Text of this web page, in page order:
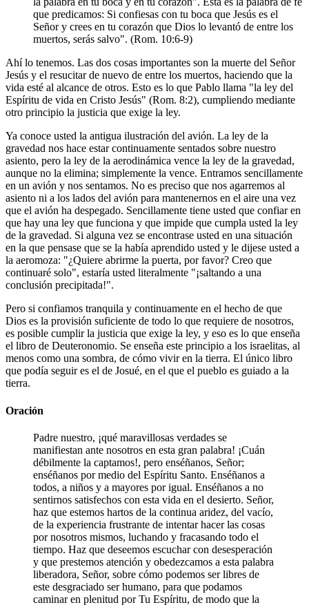
que predicamos: Si confiesas con tu boca que Jesús es el
Señor y crees en tu corazón que Dios lo levantó de entre los
muertos, serás salvo". (Rom. 10:6-9)
Ahí lo tenemos. Las dos cosas importantes son la muerte del Señor
Jesús y el resucitar de nuevo de entre los muertos, haciendo que la
vida esté al alcance de otros. Esto es lo que Pablo llama "la ley del
Espíritu de vida en Cristo Jesús" (Rom. 8:2), cumpliendo mediante
otro principio la justicia que exige la ley.
Ya conoce usted la antigua ilustración del avión. La ley de la
gravedad nos hace estar continuamente sentados sobre nuestro
asiento, pero la ley de la aerodinámica vence la ley de la gravedad,
aunque no la elimina; simplemente la vence. Entramos sencillamente
en un avión y nos sentamos. No es preciso que nos agarremos al
asiento ni a los lados del avión para mantenernos en el aire una vez
que el avión ha despegado. Sencillamente tiene usted que confiar en
que hay una ley que funciona y que impide que cumpla usted la ley
de la gravedad. Si alguna vez se encontrase usted en una situación
en la que pensase que se la había aprendido usted y le dijese usted a
la aeromoza: "¿Quiere abrirme la puerta, por favor? Creo que
continuaré solo", estaría usted literalmente "¡saltando a una
conclusión precipitada!".
Pero si confiamos tranquila y continuamente en el hecho de que
Dios es la provisión suficiente de todo lo que requiere de nosotros,
es posible cumplir la justicia que exige la ley, y eso es lo que enseña
el libro de Deuteronomio. Se enseña este principio a los israelitas, al
menos como una sombra, de cómo vivir en la tierra. El único libro
que podía seguir es el de Josué, en el que el pueblo es guiado a la
tierra.
Oración
Padre nuestro, ¡qué maravillosas verdades se
manifiestan ante nosotros en esta gran palabra! ¡Cuán
débilmente la captamos!, pero enséñanos, Señor;
enséñanos por medio del Espíritu Santo. Enséñanos a
todos, a niños y a mayores por igual. Enséñanos a no
sentirnos satisfechos con esta vida en el desierto. Señor,
haz que estemos hartos de la continua aridez, del vacío,
de la experiencia frustrante de intentar hacer las cosas
por nosotros mismos, luchando y fracasando todo el
tiempo. Haz que deseemos escuchar con desesperación
y que prestemos atención y obedezcamos a esta palabra
liberadora, Señor, sobre cómo podemos ser libres de
este desgraciado ser humano, para que podamos
caminar en plenitud por Tu Espíritu, de modo que la